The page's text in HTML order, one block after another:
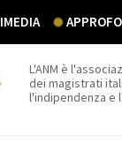
L'ANM è
dei magistrati
l'indipendenza e